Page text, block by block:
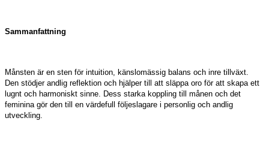
Sammanfattning
Månsten är en sten för intuition, känslomässig balans och inre tillväxt.
Den stödjer andlig reflektion och hjälper till att släppa oro för att skapa ett
lugnt och harmoniskt sinne. Dess starka koppling till månen och det
feminina gör den till en värdefull följeslagare i personlig och andlig
utveckling.